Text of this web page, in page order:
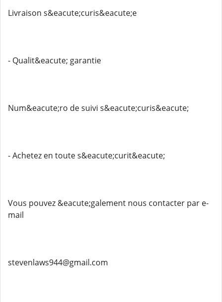
Livraison s&eacute;curis&eacute;e
- Qualit&eacute; garantie
Num&eacute;ro de suivi s&eacute;curis&eacute;
- Achetez en toute s&eacute;curit&eacute;
Vous pouvez &eacute;galement nous contacter par e-
mail
stevenlaws944@gmail.com